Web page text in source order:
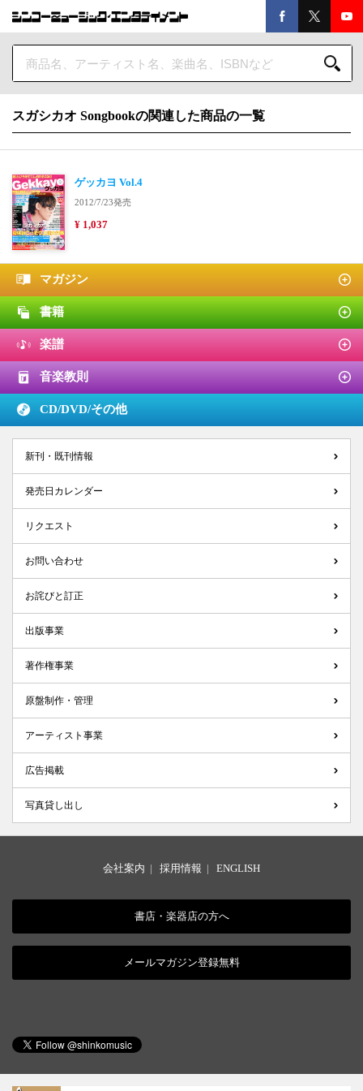
スガシカオ Songbookの関連した商品の一覧
ゲッカヨ Vol.4
2012/7/23発売
¥ 1,037
マガジン
書籍
楽譜
音楽教則
CD/DVD/その他
新刊・既刊情報
発売日カレンダー
リクエスト
お問い合わせ
お詫びと訂正
出版事業
著作権事業
原盤制作・管理
アーティスト事業
広告掲載
写真貸し出し
会社案内 | 採用情報 | ENGLISH
書店・楽器店の方へ
メールマガジン登録無料